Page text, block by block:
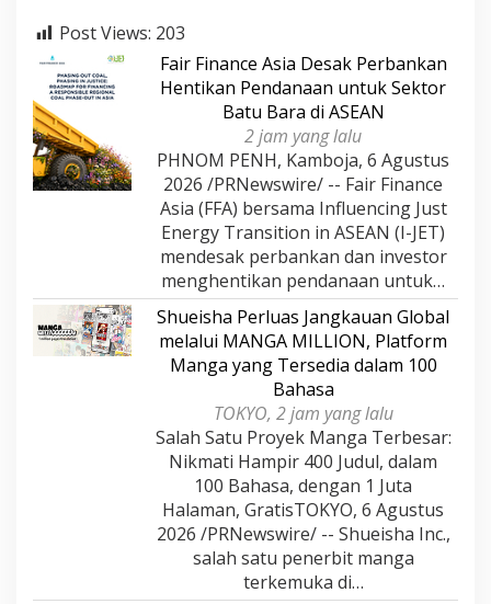
Post Views: 203
Fair Finance Asia Desak Perbankan
Hentikan Pendanaan untuk Sektor
Batu Bara di ASEAN
2 jam yang lalu
PHNOM PENH, Kamboja, 6 Agustus
2026 /PRNewswire/ -- Fair Finance
Asia (FFA) bersama Influencing Just
Energy Transition in ASEAN (I-JET)
mendesak perbankan dan investor
menghentikan pendanaan untuk…
Shueisha Perluas Jangkauan Global
melalui MANGA MILLION, Platform
Manga yang Tersedia dalam 100
Bahasa
TOKYO, 2 jam yang lalu
Salah Satu Proyek Manga Terbesar:
Nikmati Hampir 400 Judul, dalam
100 Bahasa, dengan 1 Juta
Halaman, GratisTOKYO, 6 Agustus
2026 /PRNewswire/ -- Shueisha Inc.,
salah satu penerbit manga
terkemuka di…